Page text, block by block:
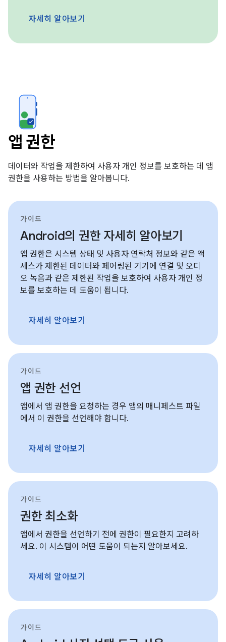
자세히 알아보기
앱 권한
데이터와 작업을 제한하여 사용자 개인 정보를 보호하는 데 앱
권한을 사용하는 방법을 알아봅니다.
가이드
Android의 권한 자세히 알아보기
앱 권한은 시스템 상태 및 사용자 연락처 정보와 같은 액
세스가 제한된 데이터와 페어링된 기기에 연결 및 오디
오 녹음과 같은 제한된 작업을 보호하여 사용자 개인 정
보를 보호하는 데 도움이 됩니다.
자세히 알아보기
가이드
앱 권한 선언
앱에서 앱 권한을 요청하는 경우 앱의 매니페스트 파일
에서 이 권한을 선언해야 합니다.
자세히 알아보기
가이드
권한 최소화
앱에서 권한을 선언하기 전에 권한이 필요한지 고려하
세요. 이 시스템이 어떤 도움이 되는지 알아보세요.
자세히 알아보기
가이드